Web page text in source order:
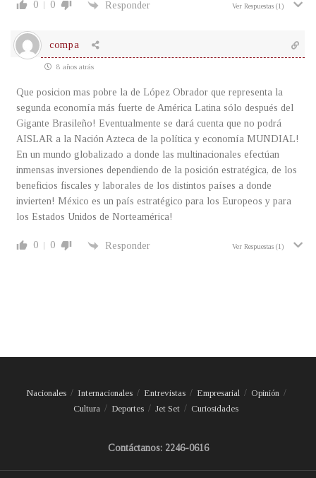
0 0 Responder Ver Respuestas (1)
compa
8 años atrás
Que posicion mas pobre la de López Obrador que representa la
segunda economía más fuerte de América Latina sólo después del
Gigante Brasileño! Eventualmente se dará cuenta que no podrá
AISLAR a la Nación Azteca de la política y economía MUNDIAL!
En un mundo globalizado a donde las multinacionales efectúan
inmensas inversiones dependiendo de la posición estratégica, de los
beneficios fiscales y laborales de los distintos países a donde
invierten! México es un país estratégico para los Europeos y para
los Estados Unidos de Norteamérica!
0 0 Responder Ver Respuestas (1)
Nacionales Internacionales Entrevistas Empresarial
Opinión
Cultura
Deportes Jet Set Curiosidades
Contáctanos: 2246-0616